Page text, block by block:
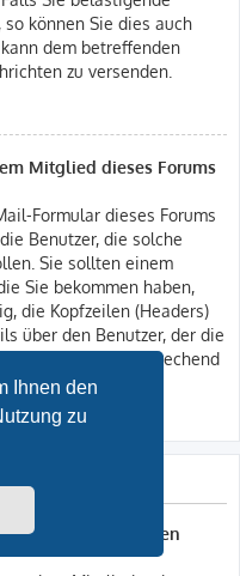
Ihnen den
zu
können Sie dies auch
dem betreffenden
zu versenden.
Mitglied dieses Forums
Formular dieses Forums
Benutzer, die solche
Sie sollten einem
Sie bekommen haben,
die Kopfzeilen (Headers)
über den Benutzer, der die
kann dann entsprechend
und ignorierten